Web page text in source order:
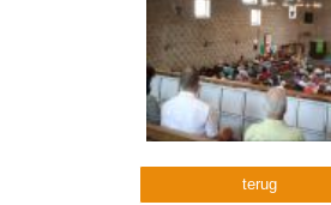
terug